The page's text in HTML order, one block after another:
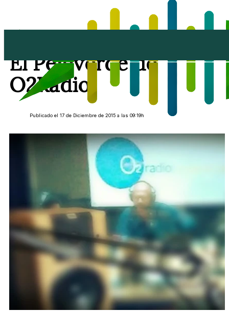
El Pejeverde de
O2Radio
Publicado el 17 de Diciembre de 2015 a las 09:19h